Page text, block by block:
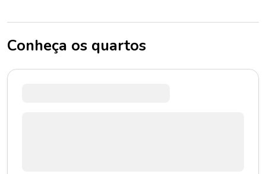
Conheça os quartos